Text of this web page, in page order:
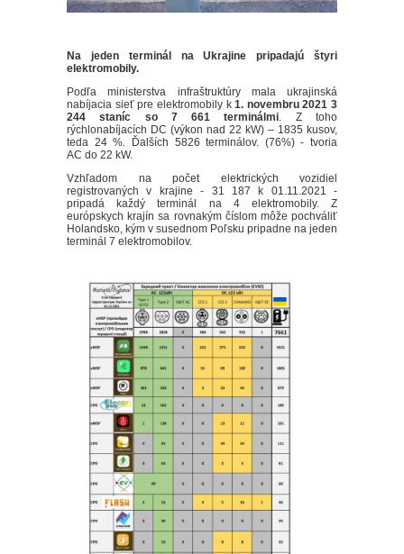
Na jeden terminál na Ukrajine pripadajú štyri
elektromobily.
Podľa ministerstva infraštruktúry mala ukrajinská
nabíjacia sieť pre elektromobily k1. novembru 2021 3
244 staníc so 7 661 terminálmi. Z toho
rýchlonabíjacích DC (výkon nad 22 kW) – 1835 kusov,
teda 24 %. Ďalších 5826 terminálov. (76%) - tvoria
AC do 22 kW.
Vzhľadom na počet elektrických vozidiel
registrovaných v krajine - 31 187 k 01.11.2021 -
pripadá každý terminál na 4 elektromobily. Z
európskych krajín sa rovnakým číslom môže pochváliť
Holandsko, kým v susednom Poľsku pripadne na jeden
terminál 7 elektromobilov.